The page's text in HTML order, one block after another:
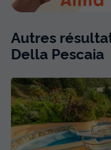
Autres
Della Pescaia